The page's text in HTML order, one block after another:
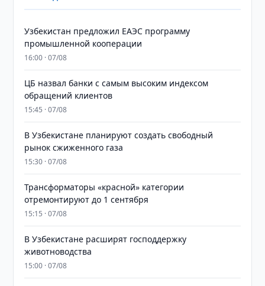
Узбекистан предложил ЕАЭС программу
промышленной кооперации
16:00 · 07/08
ЦБ назвал банки с самым высоким индексом
обращений клиентов
15:45 · 07/08
В Узбекистане планируют создать свободный
рынок сжиженного газа
15:30 · 07/08
Трансформаторы «красной» категории
отремонтируют до 1 сентября
15:15 · 07/08
В Узбекистане расширят господдержку
животноводства
15:00 · 07/08